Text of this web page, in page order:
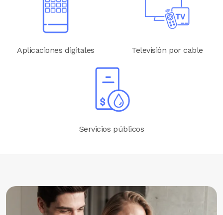
Aplicaciones digitales Televisión por cable
Image
Servicios públicos
Image